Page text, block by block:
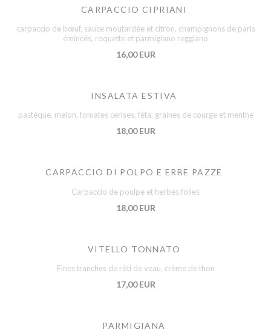
CARPACCIO CIPRIANI
carpaccio de bœuf, sauce moutardée et citron, champignons de paris
émincés, roquette et parmigiano reggiano
16,00 EUR
INSALATA ESTIVA
pastèque, melon, tomates cerises, féta, graines de courge et menthe
18,00 EUR
CARPACCIO DI POLPO E ERBE PAZZE
Carpaccio de poulpe et herbes folles
18,00 EUR
VITELLO TONNATO
Fines tranches de rôti de veau, crème de thon
17,00 EUR
PARMIGIANA